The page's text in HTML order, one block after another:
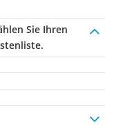
Sie Ihren